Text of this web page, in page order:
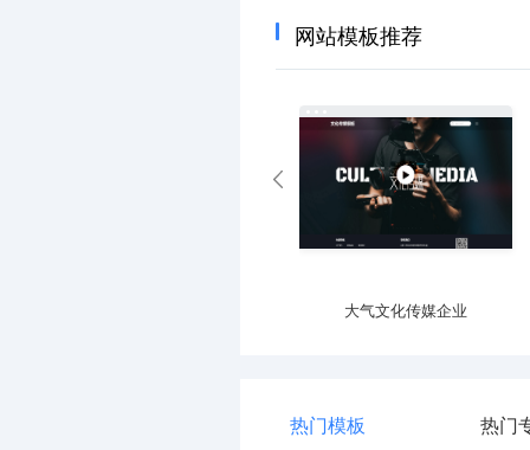
网站模板推荐
大气文化传媒企业
热门模板 热门